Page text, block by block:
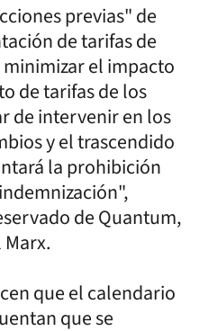
previas" de
de tarifas de
el impacto
de tarifas de los
de intervenir en los
y el trascendido
la prohibición
de Quantum,
que el calendario
que se